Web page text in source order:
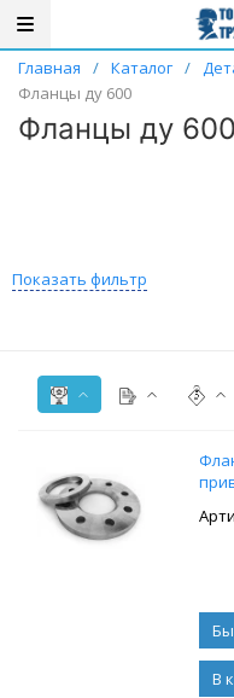
Главная / Каталог /
Фланцы ду 600
Фланцы ду 600
Показать фильтр
В